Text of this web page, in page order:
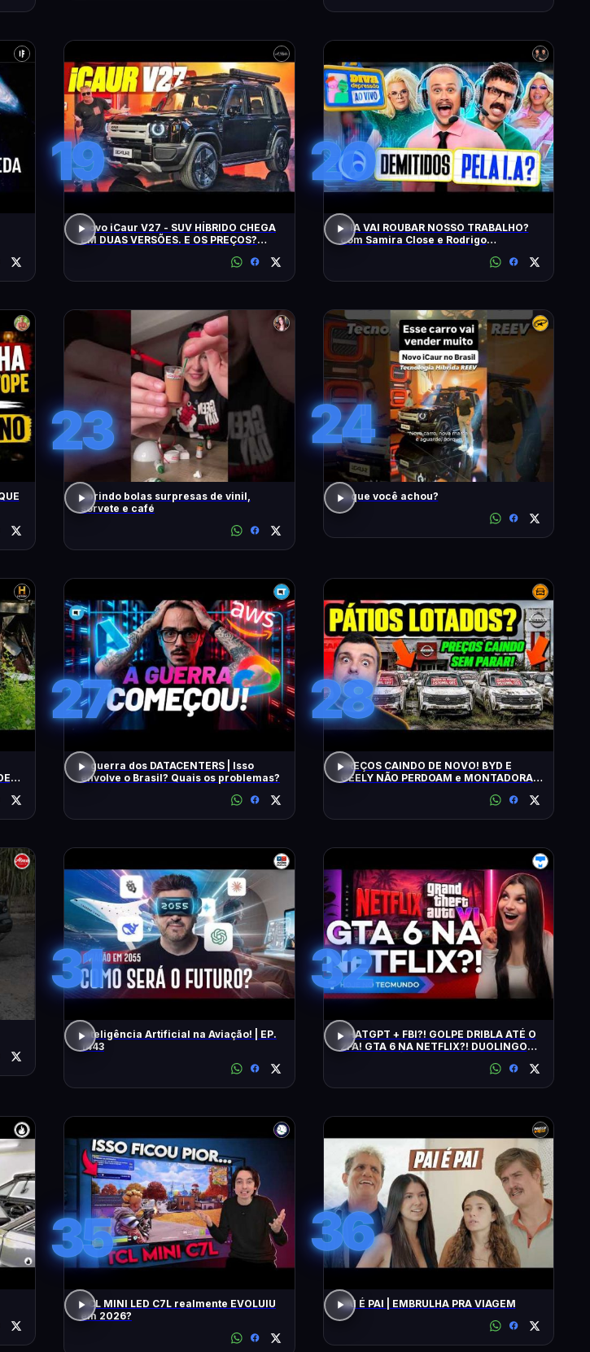
19
Novo iCaur V27 - SUV HÍBRIDO CHEGA
EM DUAS VERSÕES. E OS PREÇOS?
20
A IA VAI ROUBAR NOSSO TRABALHO?
com Samira Close e Rodrigo
23
abrindo bolas surpresas de vinil,
sorvete e café
24
O que você achou?
27
A guerra dos DATACENTERS | Isso
envolve o Brasil? Quais os problemas?
28
PREÇOS CAINDO DE NOVO! BYD E
GEELY NÃO PERDOAM e MONTADORAS
31
Inteligência Artificial na Aviação! | EP.
1443
32
CHATGPT + FBI?! GOLPE DRIBLA ATÉ O
2FA! GTA 6 NA NETFLIX?! DUOLINGO
35
TCL MINI LED C7L realmente EVOLUIU
em 2026?
36
PAI É PAI | EMBRULHA PRA VIAGEM